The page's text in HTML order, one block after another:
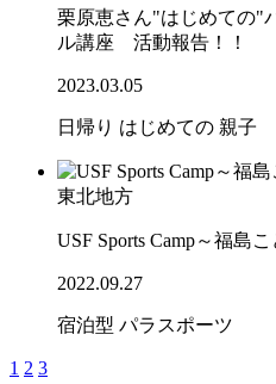
栗原恵さん"はじめての"
ル講座 活動報告！！
2023.03.05
日帰り はじめての 親子
東北地方
USF Sports Camp～福島
2022.09.27
宿泊型 パラスポーツ
1 2 3